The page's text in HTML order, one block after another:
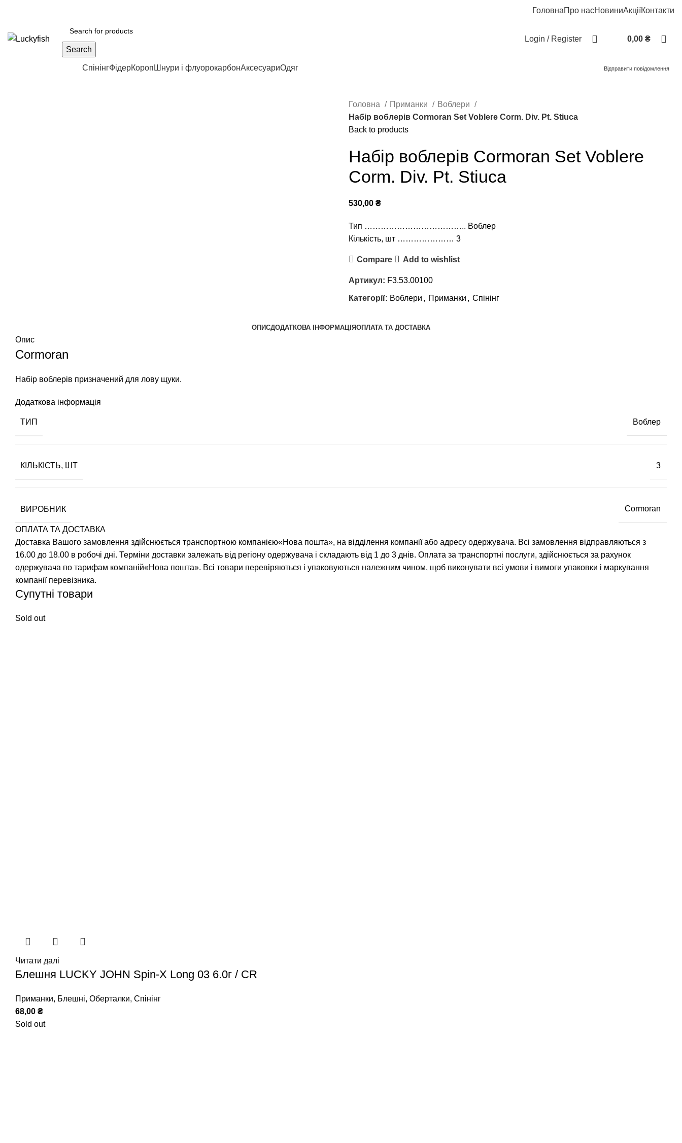
ГоловнаПро насНовиниАкціїКонтакти
Search
Login / Register 0,00 ₴
СпінінгФідерКороп Шнури і флуорокарбонАксесуариОдяг Відправити повідомлення
Головна Приманки
Воблери
Набір воблерів Cormoran Set Voblere Corm. Div. Pt. Stiuca
Back to products
Набір воблерів Cormoran Set Voblere
Corm. Div. Pt. Stiuca
530,00 ₴
Тип ……………………………….. Воблер
Кількість, шт ………………… 3
Compare Add to wishlist
Артикул: F3.53.00100
Категорії: Воблери , Приманки , Спінінг
ОПИСДОДАТКОВА ІНФОРМАЦІЯОПЛАТА ТА ДОСТАВКА
Опис
Cormoran
Набір воблерів призначений для лову щуки.
Додаткова інформація
ТИП Воблер
КІЛЬКІСТЬ, ШТ 3
ВИРОБНИК Cormoran
ОПЛАТА ТА ДОСТАВКА
Доставка Вашого замовлення здійснюється транспортною компанією«Нова пошта», на відділення компанії або адресу одержувача. Всі замовлення відправляються з
16.00 до 18.00 в робочі дні. Терміни доставки залежать від регіону одержувача і складають від 1 до 3 днів. Оплата за транспортні послуги, здійснюється за рахунок
одержувача по тарифам компаній«Нова пошта». Всі товари перевіряються і упаковуються належним чином, щоб виконувати всі умови і вимоги упаковки і маркування
компанії перевізника.
Супутні товари
Sold out
Читати далі
Блешня LUCKY JOHN Spin-X Long 03 6.0г / CR
Приманки, Блешні, Оберталки, Спінінг
68,00 ₴
Sold out